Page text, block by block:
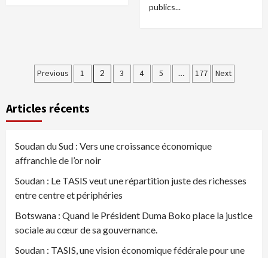
publics...
Pagination
des
publications
Previous 1 2 3 4 5 … 177 Next
Articles récents
Soudan du Sud : Vers une croissance économique
affranchie de l’or noir
Soudan : Le TASIS veut une répartition juste des richesses
entre centre et périphéries
Botswana : Quand le Président Duma Boko place la justice
sociale au cœur de sa gouvernance.
Soudan : TASIS, une vision économique fédérale pour une